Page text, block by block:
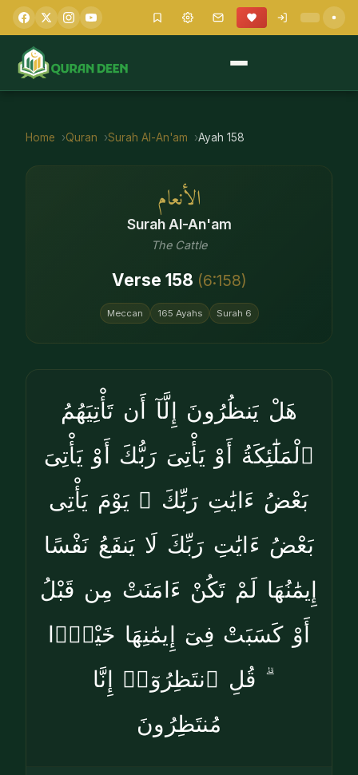
Home Quran Surah Al-An'am Ayah 158
الأنعام
Surah Al-An'am
The Cattle
Verse 158 (6:158)
Meccan 165 Ayahs Surah 6
هَلْ يَنظُرُونَ إِلَّآ أَن تَأْتِيَهُمُ
ٱلْمَلَٰٓئِكَةُ أَوْ يَأْتِىَ رَبُّكَ أَوْ يَأْتِىَ
بَعْضُ ءَايَٰتِ رَبِّكَ ۗ يَوْمَ يَأْتِى
بَعْضُ ءَايَٰتِ رَبِّكَ لَا يَنفَعُ نَفْسًا
إِيمَٰنُهَا لَمْ تَكُنْ ءَامَنَتْ مِن قَبْلُ
أَوْ كَسَبَتْ فِىٓ إِيمَٰنِهَا خَيْرًۭا
ۗ قُلِ ٱنتَظِرُوٓا۟ إِنَّا
مُنتَظِرُونَ